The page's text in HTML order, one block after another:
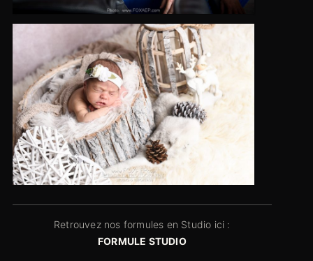
Retrouvez nos formules en Studio ici :
FORMULE STUDIO